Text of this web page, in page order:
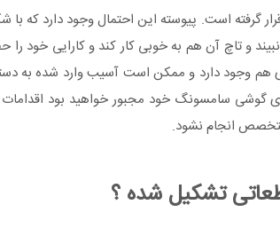
است. پیوسته این احتمال وجود دارد که با
و تاچ آن هم به خوبی کار کند و کارایی خود
هم وجود دارد و ممکن است آسیب وارد شده به
سامسونگ خود مجبور خواهید بود اقدامات
انجام نشود.
تشکیل شده ؟